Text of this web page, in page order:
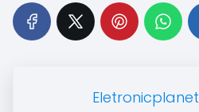
Eletronicplanet